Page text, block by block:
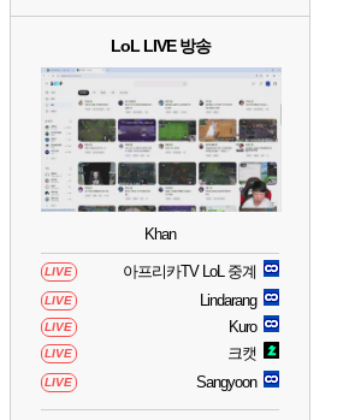
크로체 따왔습니다
부산 헌혈 먹튀 ㄷㄷ..
하이퍼 부스트 이후 길 잃은 뉴비분들!
신호등 2인 40%글 존나 긁히네 씨발 [212]
스위치2판 ‘몬헌 와일즈’, 30~40fps 목표 추
7년만에 가족여행을 다녀왔습니다. [1]
비스트 오브 리인카네이션 정보/공략글 모음
애니클립 혹시 이 만화 아시는 분 계신가요 [3]
LoL LIVE 방송
Khan
LIVE 아프리카TV LoL 중계
LIVE Lindarang
LIVE Kuro
LIVE 크캣
LIVE Sangyoon